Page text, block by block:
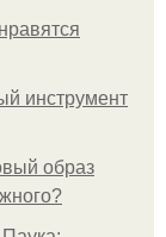
инструмент
образ